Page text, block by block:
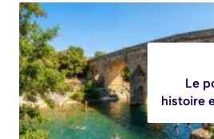
Le
histoire